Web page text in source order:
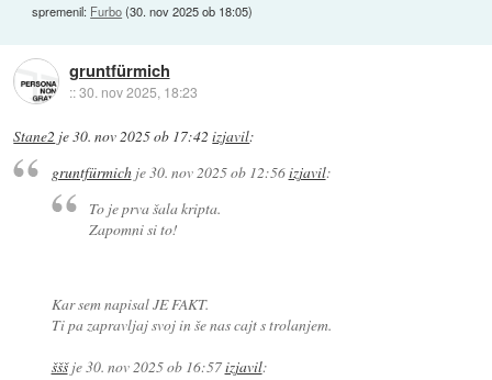
spremenil: Furbo(30. nov 2025 ob 18:05)
gruntfürmich
::30. nov 2025, 18:23
Stane2 je30. nov 2025 ob 17:42 izjavil:
gruntfürmichje30. nov 2025 ob 12:56izjavil:
To je prva šala kripta.
Zapomni si to!
Kar sem napisal JE FAKT.
Ti pa zapravljaj svoj in še nas cajt s trolanjem.
šššje30. nov 2025 ob 16:57izjavil: